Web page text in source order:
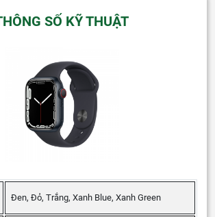
SỐ KỸ THUẬT
Đen, Đỏ, Trắng, Xanh Blue, Xanh Green